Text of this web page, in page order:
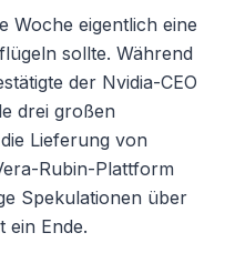
Woche eigentlich eine
sollte. Während
der Nvidia-CEO
drei großen
Lieferung von
Rubin-Plattform
Spekulationen über
ein Ende.